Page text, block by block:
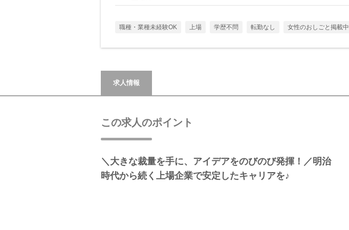
職種・業種未経験OK 上場 学歴不問 転勤なし 女性のおしごと掲載中
求人情報
この求人のポイント
＼大きな裁量を手に、アイデアをのびのび発揮！／明治
時代から続く上場企業で安定したキャリアを♪